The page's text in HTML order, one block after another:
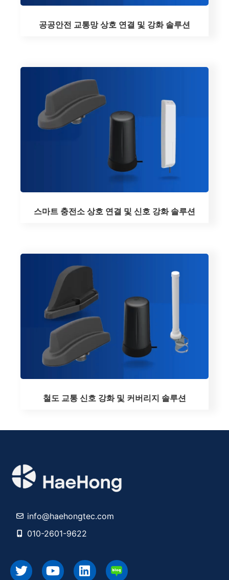
공공안전 교통망 상호 연결 및 강화 솔루션
스마트 충전소 상호 연결 및 신호 강화 솔루션
철도 교통 신호 강화 및 커버리지 솔루션
info@haehongtec.com
010-2601-9622